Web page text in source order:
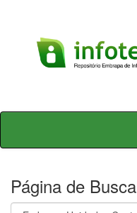
Skip
Página de Busca